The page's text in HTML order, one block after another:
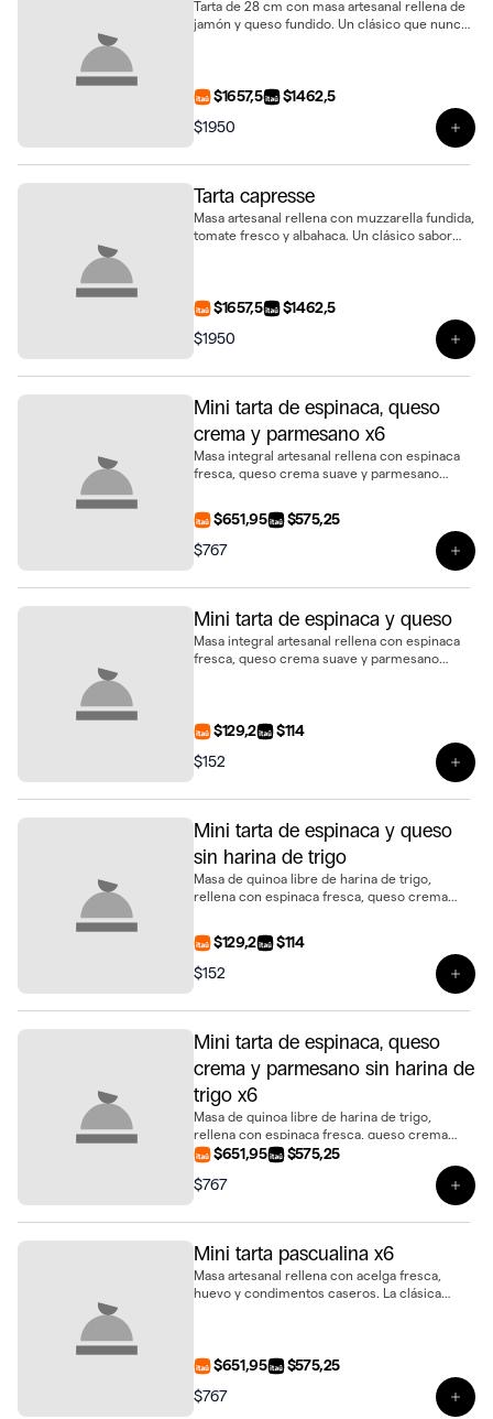
Tarta de 28 cm con masa artesanal rellena de
jamón y queso fundido. Un clásico que nunca
$1657,5
$1462,5
$1950
Ver
Tarta capresse
Masa artesanal rellena con muzzarella fundida,
tomate fresco y albahaca. Un clásico sabor
$1657,5
$1462,5
$1950
Ver
Mini tarta de espinaca, queso
crema y parmesano x6
Masa integral artesanal rellena con espinaca
fresca, queso crema suave y parmesano
formato mini, presentado en bandeja de 6
unidades
$651,95
$575,25
$767
Mini tarta de espinaca y queso
Masa integral artesanal rellena con espinaca
fresca, queso crema suave y parmesano
$129,2
$114
$152
Mini tarta de espinaca y queso
sin harina de trigo
Masa de quinoa libre de harina de trigo,
rellena con espinaca fresca, queso crema
distinta y deliciosa en formato mini tarta
$129,2
$114
$152
Mini tarta de espinaca, queso
crema y parmesano sin harina de
trigo x6
Masa de quinoa libre de harina de trigo,
rellena con espinaca fresca, queso crema
suave y parmesano gratinado. Una opción
presentado en bandeja de 6 unidades
$651,95
$575,25
$767
Mini tarta pascualina x6
Masa artesanal rellena con acelga fresca,
huevo y condimentos caseros. La clásica
$651,95
$575,25
$767